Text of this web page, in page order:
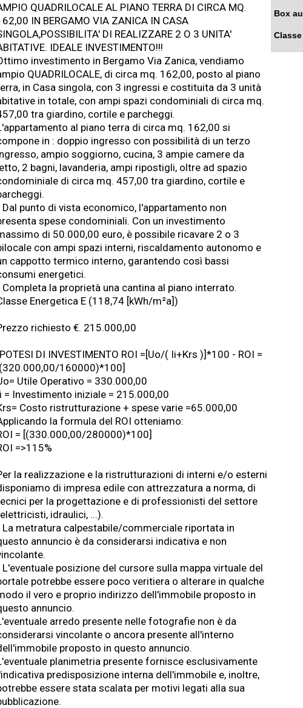
QUADRILOCALE AL PIANO TERRA DI CIRCA MQ.
IN BERGAMO VIA ZANICA IN CASA
DI REALIZZARE 2 O 3 UNITA'
IDEALE INVESTIMENTO!!!
investimento in Bergamo Via Zanica, vendiamo
QUADRILOCALE, di circa mq. 162,00, posto al piano
in Casa singola, con 3 ingressi e costituita da 3 unità
in totale, con ampi spazi condominiali di circa mq.
tra giardino, cortile e parcheggi.
al piano terra di circa mq. 162,00 si
in : doppio ingresso con possibilità di un terzo
ampio soggiorno, cucina, 3 ampie camere da
2 bagni, lavanderia, ampi ripostigli, oltre ad spazio
di circa mq. 457,00 tra giardino, cortile e
Dal punto di vista economico, l'appartamento non
spese condominiali. Con un investimento
di 50.000,00 euro, è possibile ricavare 2 o 3
con ampi spazi interni, riscaldamento autonomo e
cappotto termico interno, garantendo così bassi
energetici.
Completa la proprietà una cantina al piano interrato.
Energetica E (118,74 [kWh/m²a])
richiesto €. 215.000,00
DI INVESTIMENTO ROI =[Uo/( Ii+Krs )]*100 - ROI =
160000)*100]
Utile Operativo = 330.000,00
= Investimento iniziale = 215.000,00
Costo ristrutturazione + spese varie =65.000,00
la formula del ROI otteniamo:
= [(330.000,00/280000)*100]
=>115%
la realizzazione e la ristrutturazioni di interni e/o esterni
di impresa edile con attrezzatura a norma, di
per la progettazione e di professionisti del settore
idraulici, ...).
La metratura calpestabile/commerciale riportata in
annuncio è da considerarsi indicativa e non
L'eventuale posizione del cursore sulla mappa virtuale del
potrebbe essere poco veritiera o alterare in qualche
il vero e proprio indirizzo dell'immobile proposto in
annuncio.
arredo presente nelle fotografie non è da
vincolante o ancora presente all'interno
proposto in questo annuncio.
planimetria presente fornisce esclusivamente
predisposizione interna dell'immobile e, inoltre,
essere stata scalata per motivi legati alla sua
Box